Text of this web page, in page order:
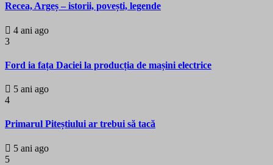
Recea, Argeș – istorii, povești, legende
4 ani ago
3
Ford ia fața Daciei la producția de mașini electrice
5 ani ago
4
Primarul Piteștiului ar trebui să tacă
5 ani ago
5